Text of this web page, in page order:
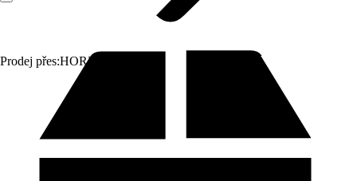
Prodej přes:HORNBACH